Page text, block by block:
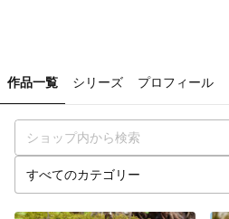
作品一覧 シリーズ プロフィール